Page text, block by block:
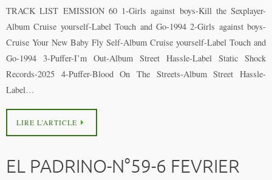
TRACK LIST EMISSION 60 1-Girls against boys-Kill the Sexplayer-
Album Cruise yourself-Label Touch and Go-1994 2-Girls against boys-
Cruise Your New Baby Fly Self-Album Cruise yourself-Label Touch and
Go-1994 3-Puffer-I’m Out-Album Street Hassle-Label Static Shock
Records-2025 4-Puffer-Blood On The Streets-Album Street Hassle-
Label…
LIRE L’ARTICLE
EL PADRINO-N°59-6 FEVRIER